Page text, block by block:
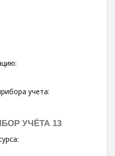
учета:
УЧЁТА 13